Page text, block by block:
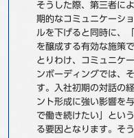
そうした際、第三者に
期的なコミュニケーシ
ルを下げると同時に、
を醸成する有効な施策で
とりわけ、コミュニケ
ンボーディングでは、
す。入社初期の対話の
ント形成に強い影響を
で働き続けたい」とい
る要因となります。そ